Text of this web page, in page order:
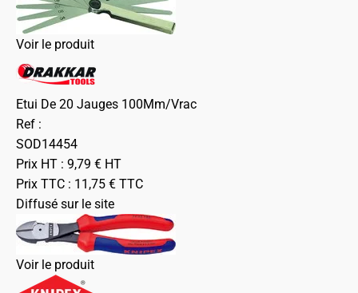
Voir le produit
Etui De 20 Jauges 100Mm/Vrac
Ref :
SOD14454
Prix HT : 9,79 € HT
Prix TTC : 11,75 € TTC
Diffusé sur le site
Voir le produit